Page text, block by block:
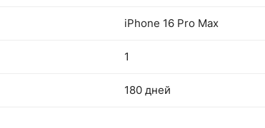
iPhone 16 Pro Max
1
180 дней